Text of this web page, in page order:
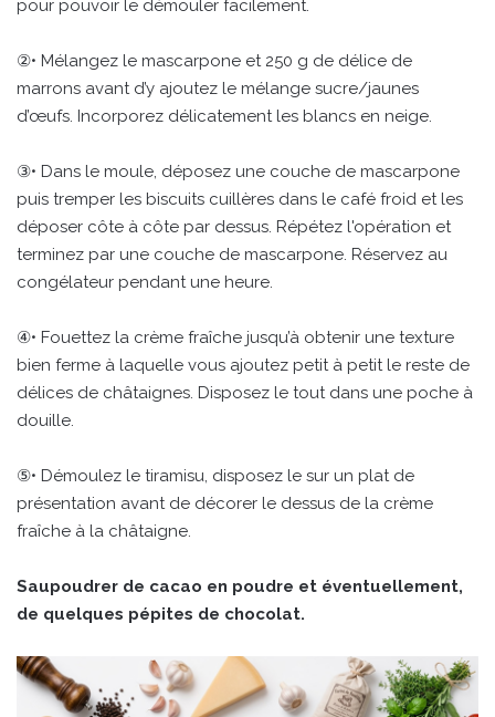
pour pouvoir le démouler facilement.
②• Mélangez le mascarpone et 250 g de délice de
marrons avant d’y ajoutez le mélange sucre/jaunes
d’œufs. Incorporez délicatement les blancs en neige.
③• Dans le moule, déposez une couche de mascarpone
puis tremper les biscuits cuillères dans le café froid et les
déposer côte à côte par dessus. Répétez l'opération et
terminez par une couche de mascarpone. Réservez au
congélateur pendant une heure.
④• Fouettez la crème fraîche jusqu’à obtenir une texture
bien ferme à laquelle vous ajoutez petit à petit le reste de
délices de châtaignes. Disposez le tout dans une poche à
douille.
⑤• Démoulez le tiramisu, disposez le sur un plat de
présentation avant de décorer le dessus de la crème
fraîche à la châtaigne.
Saupoudrer de cacao en poudre et éventuellement,
de quelques pépites de chocolat.